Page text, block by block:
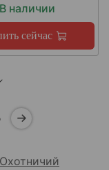
В наличии
сейчас
Охотничий